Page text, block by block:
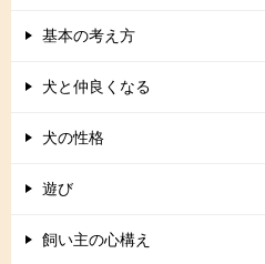
基本の考え方
犬と仲良くなる
犬の性格
遊び
飼い主の心構え